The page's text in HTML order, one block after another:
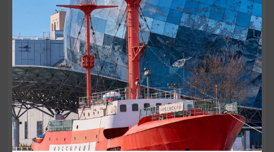
КОНЦЕРТЫ
Мероприятия в Доме-музее Германа
Брахерта в августе
01.08.2026 - 31.08.2026
Светлогорск, Дом-музей Германа Брахерта